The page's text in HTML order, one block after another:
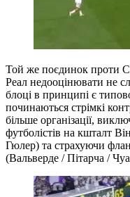
Той же поєдинок проти
Реал недооцінювати не
блоці в принципі є
починаються стрімкі
більше організації,
футболістів на кшталт
Гюлер) та страхуючи
(Вальверде / Пітарча /